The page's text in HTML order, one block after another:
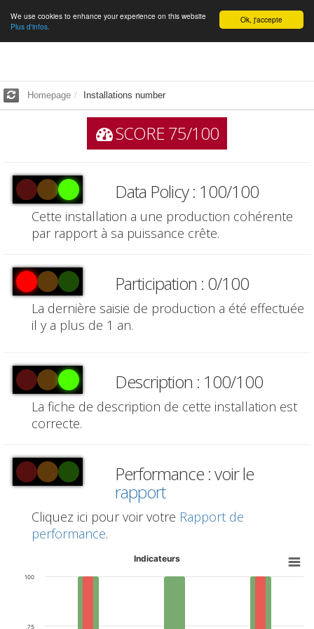
English Ok, j'accepte
We use cookies to enhance your experience on this website
Plus d'infos.
Homepage Installations number
SCORE 75/100
Data Policy : 100/100
Cette installation a une production cohérente
par rapport à sa puissance crête.
Participation : 0/100
La dernière saisie de production a été effectuée
il y a plus de 1 an.
Description : 100/100
La fiche de description de cette installation est
correcte.
Performance : voir le
rapport
Cliquez ici pour voir votre Rapport de
performance.
Indicateurs
75
100